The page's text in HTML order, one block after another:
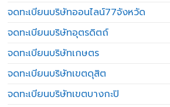
จดทะเบียนบริษัทออนไลน์77จังหวัด
จดทะเบียนบริษัทอุตรดิตถ์
จดทะเบียนบริษัทเกษตร
จดทะเบียนบริษัทเขตดุสิต
จดทะเบียนบริษัทเขตบางกะปิ